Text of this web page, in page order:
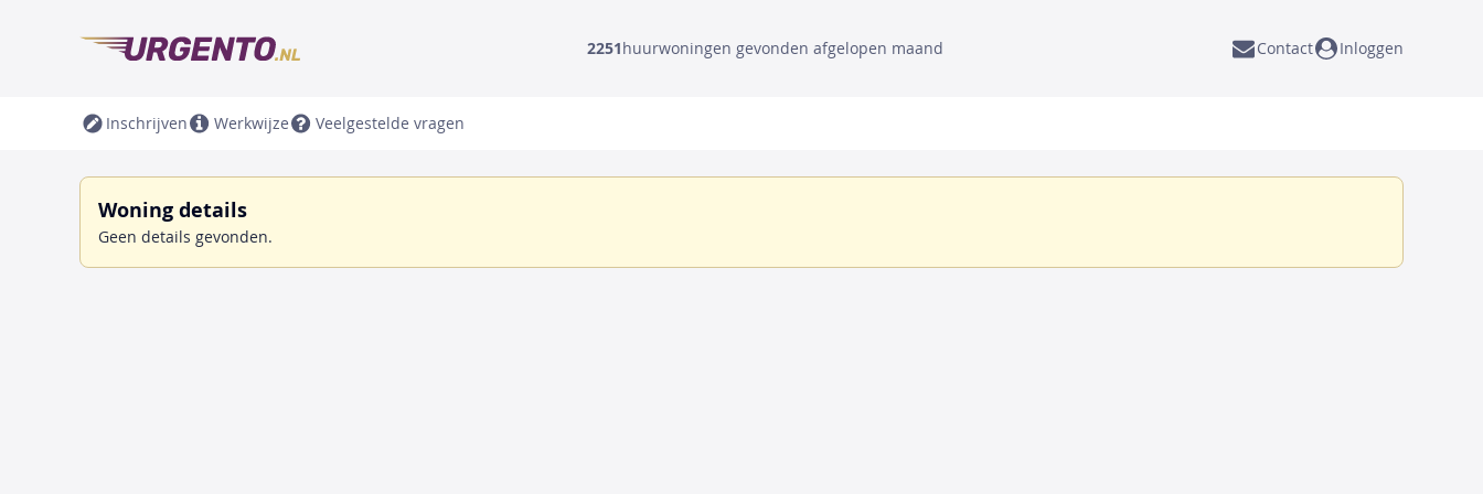
2251huurwoningen gevonden afgelopen maand Contact Inloggen
Inschrijven Werkwijze Veelgestelde vragen
Woning details
Geen details gevonden.